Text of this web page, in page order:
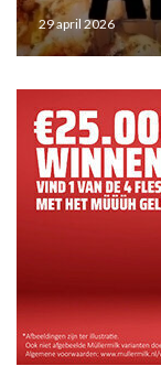
29 april 2026